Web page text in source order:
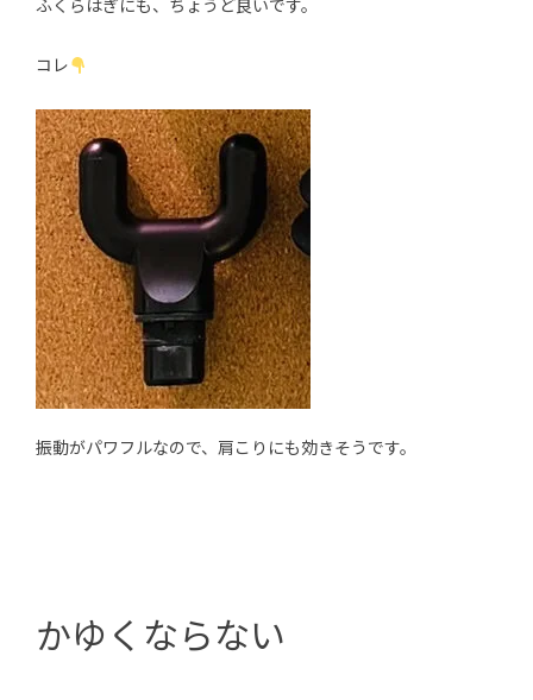
ふくらはぎにも、ちょうど良いです。
コレ
振動がパワフルなので、肩こりにも効きそうです。
かゆくならない